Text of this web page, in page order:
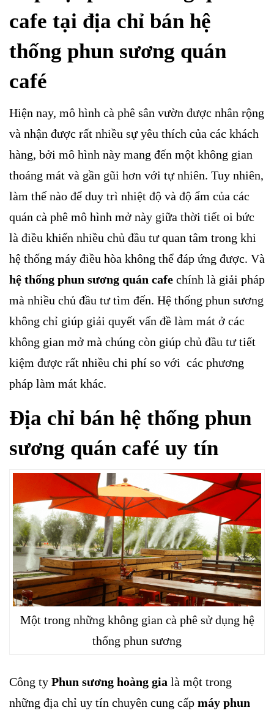
cafe tại địa chỉ bán hệ
thống phun sương quán
café
Hiện nay, mô hình cà phê sân vườn được nhân rộng
và nhận được rất nhiều sự yêu thích của các khách
hàng, bởi mô hình này mang đến một không gian
thoáng mát và gần gũi hơn với tự nhiên. Tuy nhiên,
làm thế nào để duy trì nhiệt độ và độ ẩm của các
quán cà phê mô hình mở này giữa thời tiết oi bức
là điều khiến nhiều chủ đầu tư quan tâm trong khi
hệ thống máy điều hòa không thể đáp ứng được. Và
hệ thống phun sương quán cafe chính là giải pháp
mà nhiều chủ đầu tư tìm đến. Hệ thống phun sương
không chỉ giúp giải quyết vấn đề làm mát ở các
không gian mở mà chúng còn giúp chủ đầu tư tiết
kiệm được rất nhiều chi phí so với các phương
pháp làm mát khác.
Địa chỉ bán hệ thống phun
sương quán café uy tín
Một trong những không gian cà phê sử dụng hệ
thống phun sương
Công ty Phun sương hoàng gia là một trong
những địa chỉ uy tín chuyên cung cấp máy phun